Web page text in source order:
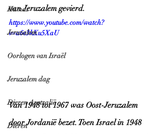
Hamas
Jeruzalem
Oorlogen van Israël
Jeruzalem dag
Dieren Australië
Dieren
van Jeruzalem gevierd.
https://www.youtube.com/watch?
v=a6e3kKu5XaU
Van 1948 tot 1967 was Oost-Jeruzalem
door Jordanië bezet. Toen Israel in 1948